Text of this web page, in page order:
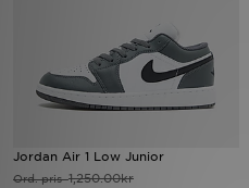
Jordan Air 1 Low Junior
Ord. pris1,250.00kr
Bästsäljare
Sport
Fotboll